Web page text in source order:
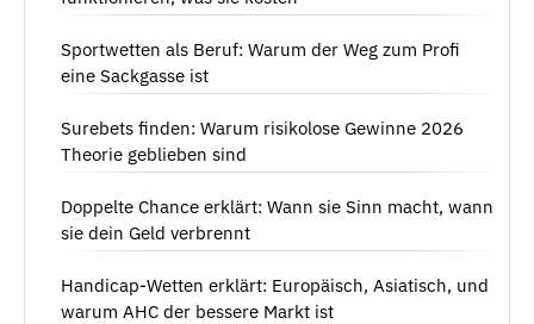
Sportwetten als Beruf: Warum der Weg zum Profi
eine Sackgasse ist
Surebets finden: Warum risikolose Gewinne 2026
Theorie geblieben sind
Doppelte Chance erklärt: Wann sie Sinn macht, wann
sie dein Geld verbrennt
Handicap-Wetten erklärt: Europäisch, Asiatisch, und
warum AHC der bessere Markt ist